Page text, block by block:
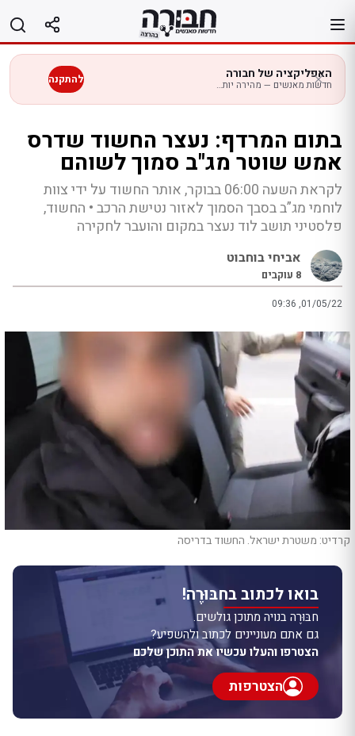
לתוכן
האפליקציה של חבורה
חדשות מאנשים — מהירה יותר בנייד להתקנה
בתום המרדף: נעצר החשוד שדרס
אמש שוטר מג"ב סמוך לשוהם
לקראת השעה 06:00 בבוקר, אותר החשוד על ידי צוות
לוחמי מג”ב בסבך הסמוך לאזור נטישת הרכב • החשוד,
פלסטיני תושב לוד נעצר במקום והועבר לחקירה
אביחי בוחבוט
8 עוקבים
09:36 ,01/05/22
קרדיט: משטרת ישראל. החשוד בדריסה
בואו לכתוב בחבּוּרֶה!
חבּוּרֶה בנויה מתוכן גולשים.
גם אתם מעוניינים לכתוב ולהשפיע?
הצטרפו והעלו עכשיו את התוכן שלכם
הצטרפות